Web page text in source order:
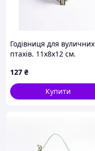
Годівниця для вуличних
птахів. 11х8х12 см.
127 ₴
Купити